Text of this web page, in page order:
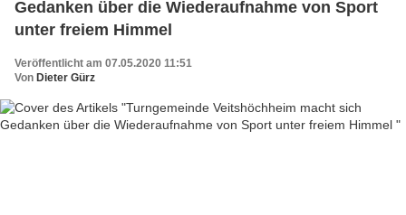
Gedanken über die Wiederaufnahme von Sport
unter freiem Himmel
Veröffentlicht am 07.05.2020 11:51
Von Dieter Gürz